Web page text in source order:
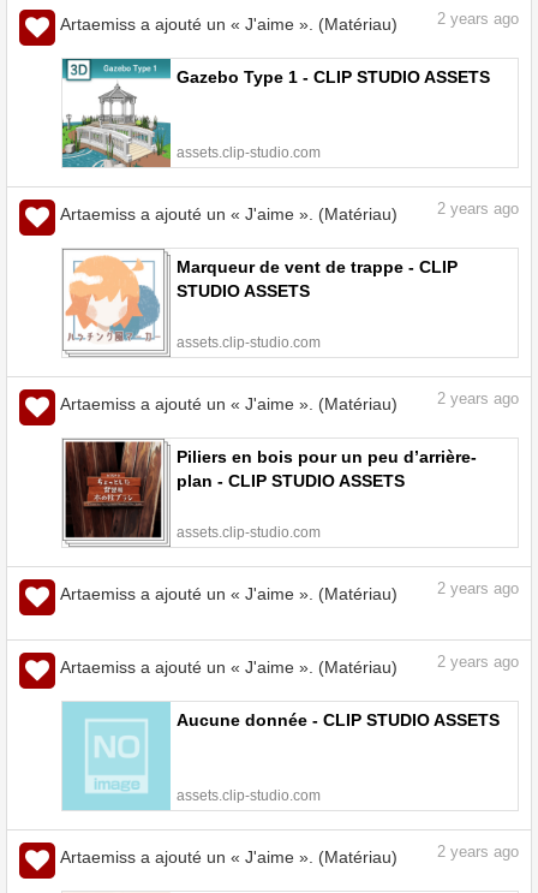
Artaemiss a ajouté un « J'aime ». (Matériau) 2 years ago
Gazebo Type 1 - CLIP STUDIO ASSETS
assets.clip-studio.com
Artaemiss a ajouté un « J'aime ». (Matériau) 2 years ago
Marqueur de vent de trappe - CLIP
STUDIO ASSETS
assets.clip-studio.com
Artaemiss a ajouté un « J'aime ». (Matériau) 2 years ago
Piliers en bois pour un peu d’arrière-
plan - CLIP STUDIO ASSETS
assets.clip-studio.com
Artaemiss a ajouté un « J'aime ». (Matériau) 2 years ago
Stylo G encombrant - CLIP STUDIO
ASSETS
assets.clip-studio.com
Artaemiss a ajouté un « J'aime ». (Matériau)
Aucune donnée - CLIP STUDIO ASSETS